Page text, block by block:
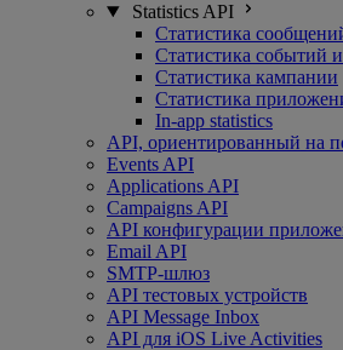
Statistics API
Статистика
Статистика событий и
Статистика кампании
Статистика
In-app statistics
API, ориентированный на
Events API
Applications API
Campaigns API
API конфигурации
Email API
SMTP-шлюз
API тестовых устройств
API Message Inbox
API для iOS Live Activities